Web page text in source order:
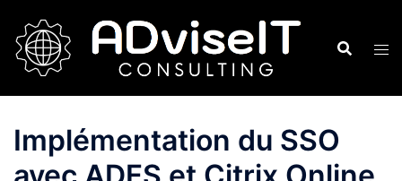
contenu
Implémentation du SSO